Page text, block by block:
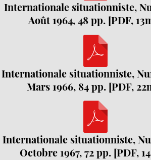
Internationale situationniste,
Août 1964, 48 pp. [PDF,
Internationale situationniste,
Mars 1966, 84 pp. [PDF,
Internationale situationniste,
Octobre 1967, 72 pp. [PDF,